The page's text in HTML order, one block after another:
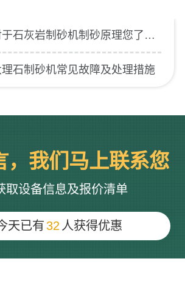
上一篇：对于石灰岩制砂机制砂原理您了解多少
石制砂机常见故障及处理措施
，我们马上联系您
取设备信息及报价清单
天已有32 人获得优惠